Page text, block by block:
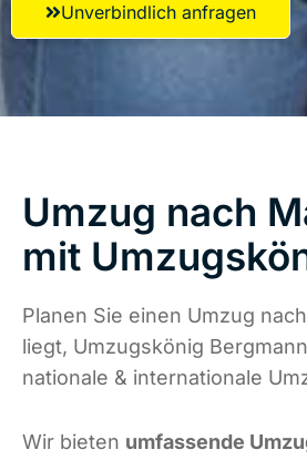
Unverbindlich anfragen
Umzug nach
mit
Planen Sie einen Umzug
liegt, Umzugskönig
nationale & internationale
Wir bieten umfassende